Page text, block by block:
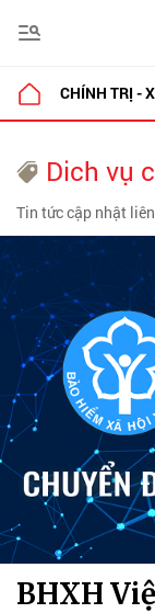
CHÍNH TRỊ -
Dich vụ
Tin tức cập nhật
BHXH